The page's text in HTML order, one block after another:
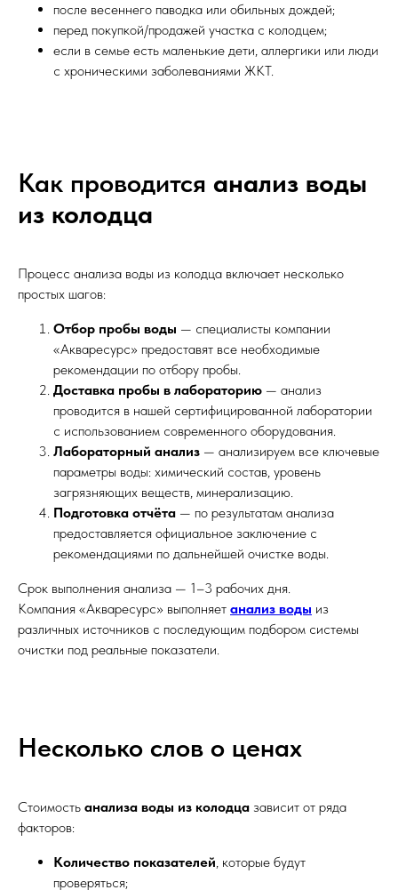
после весеннего паводка или обильных дождей;
перед покупкой/продажей участка с колодцем;
если в семье есть маленькие дети, аллергики или люди
с хроническими заболеваниями ЖКТ.
Как проводится анализ воды
из колодца
Процесс анализа воды из колодца включает несколько
простых шагов:
Отбор пробы воды — специалисты компании
«Акваресурс» предоставят все необходимые
рекомендации по отбору пробы.
Доставка пробы в лабораторию — анализ
проводится в нашей сертифицированной лаборатории
с использованием современного оборудования.
Лабораторный анализ — анализируем все ключевые
параметры воды: химический состав, уровень
загрязняющих веществ, минерализацию.
Подготовка отчёта — по результатам анализа
предоставляется официальное заключение с
рекомендациями по дальнейшей очистке воды.
Срок выполнения анализа — 1–3 рабочих дня.
Компания «Акваресурс» выполняет анализ воды из
различных источников с последующим подбором системы
очистки под реальные показатели.
Несколько слов о ценах
Стоимость анализа воды из колодца зависит от ряда
факторов:
Количество показателей, которые будут
проверяться;